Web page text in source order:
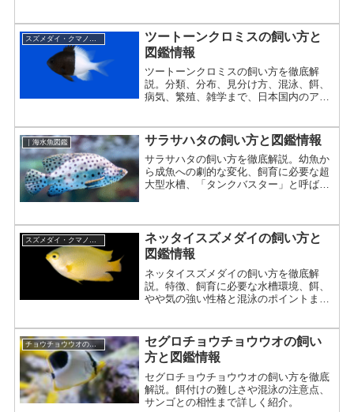
スズメダイ・クマノミの仲間
ツートーンクロミスの飼い方と
図鑑情報
ツートーンクロミスの飼い方を徹底解
説。分類、分布、見分け方、混泳、餌、
病気、繁殖、雑学まで、日本国内のアク
｜海水魚図鑑 サラサハタの飼い方と図鑑情報
サラサハタの飼い方を徹底解説。幼魚か
ら成魚への劇的な変化、飼育に必要な超
大型水槽、「タンクバスター」と呼ばれ
スズメダイ・クマノミの仲間
ネッタイスズメダイの飼い方と
図鑑情報
ネッタイスズメダイの飼い方を徹底解
説。特徴、飼育に必要な水槽環境、餌、
やや気の強い性格と混泳のポイントまで
チョウチョウウオの仲間
セグロチョウチョウウオの飼い
方と図鑑情報
セグロチョウチョウウオの飼い方を徹底
解説。餌付けの難しさや混泳の注意点、
サンゴとの相性まで詳しく紹介。